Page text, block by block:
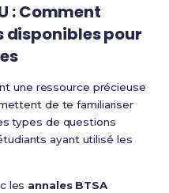
: Comment
disponibles pour
une ressource précieuse
de te familiariser
types de questions
ayant utilisé les
les annales BTSA